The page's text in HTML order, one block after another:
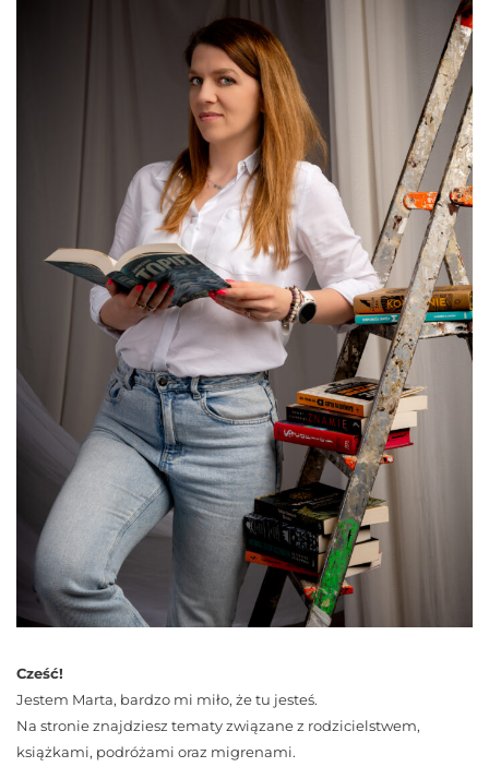
Cześć!
Jestem Marta, bardzo mi miło, że tu jesteś.
Na stronie znajdziesz tematy związane z rodzicielstwem,
książkami, podróżami oraz migrenami.